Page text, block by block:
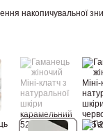
накопичувальної